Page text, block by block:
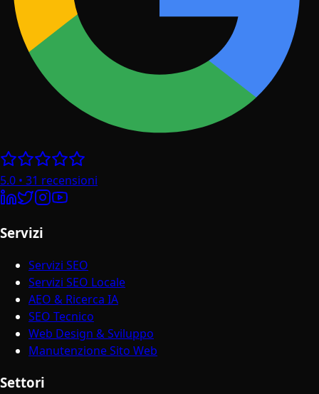
5.0 • 31 recensioni
Servizi
Servizi SEO
Servizi SEO Locale
AEO & Ricerca IA
SEO Tecnico
Web Design & Sviluppo
Manutenzione Sito Web
Settori